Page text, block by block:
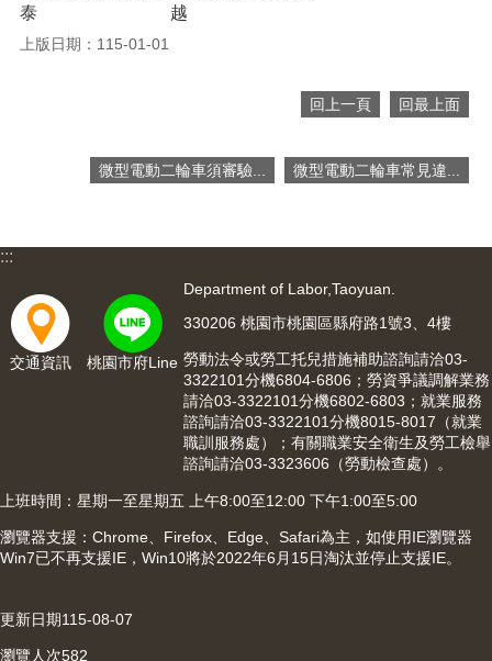
應
用
政
信
箱
桃
園
市
網
泰
越
上版日期：115-01-01
回上一頁 回最上面
微型電動二輪車須審驗... 微型電動二輪車常見違...
:::
交通資訊 桃園市府Line
Department of Labor,Taoyuan.
330206 桃園市桃園區縣府路1號3、4樓
勞動法令或勞工托兒措施補助諮詢請洽03-
3322101分機6804-6806；勞資爭議調解業務
請洽03-3322101分機6802-6803；就業服務
諮詢請洽03-3322101分機8015-8017（就業
職訓服務處）；有關職業安全衛生及勞工檢舉
諮詢請洽03-3323606（勞動檢查處）。
上班時間：星期一至星期五 上午8:00至12:00 下午1:00至5:00
瀏覽器支援：Chrome、Firefox、Edge、Safari為主，如使用IE瀏覽器
Win7已不再支援IE，Win10將於2022年6月15日淘汰並停止支援IE。
更新日期115-08-07
瀏覽人次582